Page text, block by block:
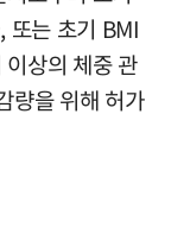
는 초기 BMI
상의 체중 관
량을 위해 허가